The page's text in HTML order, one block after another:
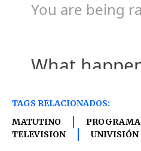
TAGS RELACIONADOS:
MATUTINO
PROGRAMA
TELEVISION
UNIVISIÓN